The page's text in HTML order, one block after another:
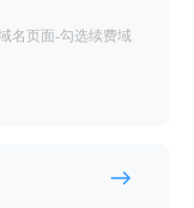
名页面-勾选续费域